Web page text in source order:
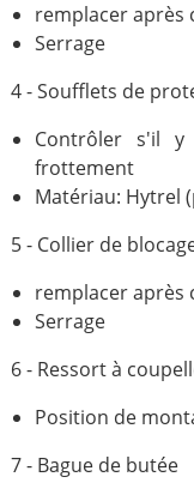
remplacer après
Serrage
4 - Soufflets de
Contrôler s'il
frottement
Matériau: Hytrel
5 - Collier de
remplacer après
Serrage
6 - Ressort à
Position de
7 - Bague de butée